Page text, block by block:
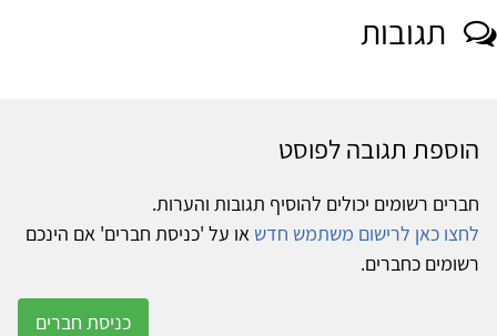
תגובות
הוספת תגובה לפוסט
חברים רשומים יכולים להוסיף תגובות והערות.
לחצו כאן לרישום משתמש חדש או על 'כניסת חברים' אם הינכם
רשומים כחברים.
כניסת חברים